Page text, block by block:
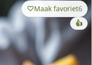
Maak favoriet6
👍